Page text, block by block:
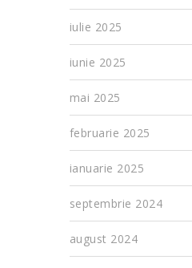
iulie 2025
iunie 2025
mai 2025
februarie 2025
ianuarie 2025
septembrie 2024
august 2024